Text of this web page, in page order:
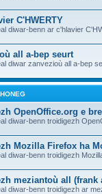
C'HWERTY
diwar-benn ar c'hlavier
all a-bep seurt
diwar zanvezioù all a-bep
OpenOffice.org e
diwar-benn troidigezh
Mozilla Firefox ha
diwar-benn troidigezh
meziantoù all (frank
diwar-benn troidigezh ar